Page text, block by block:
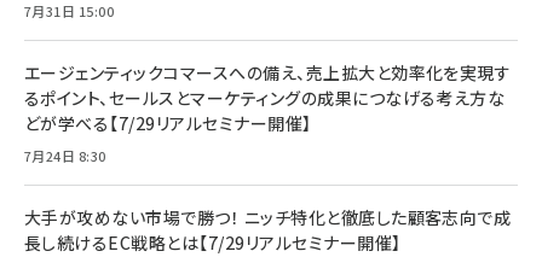
7月31日 15:00
エージェンティックコマースへの備え、売上拡大と効率化を実現す
るポイント、セールスとマーケティングの成果につなげる考え方な
どが学べる【7/29リアルセミナー開催】
7月24日 8:30
大手が攻めない市場で勝つ！ ニッチ特化と徹底した顧客志向で成
長し続けるEC戦略とは【7/29リアルセミナー開催】